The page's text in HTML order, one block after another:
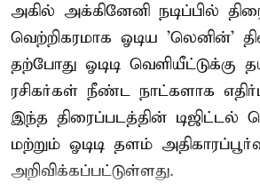
அகில் அக்கினேனி நடிப்பில்
வெற்றிகரமாக ஓடிய 'லெனின்'
தற்போது ஓடிடி வெளியீட்டுக்கு
ரசிகர்கள் நீண்ட நாட்களாக
இந்த திரைப்படத்தின் டிஜிட்டல்
மற்றும் ஓடிடி தளம்
அறிவிக்கப்பட்டுள்ளது.